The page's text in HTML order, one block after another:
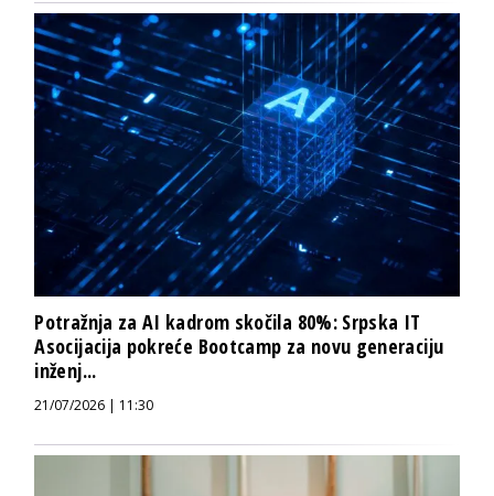
Potražnja za AI kadrom skočila 80%: Srpska IT
Asocijacija pokreće Bootcamp za novu generaciju
inženj...
21/07/2026 | 11:30